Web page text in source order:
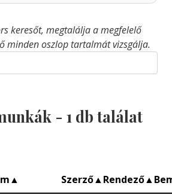
keresőt, megtalálja a megfelelő
minden oszlop tartalmát vizsgálja.
- 1 db találat
▲ Szerző▲Rendező▲